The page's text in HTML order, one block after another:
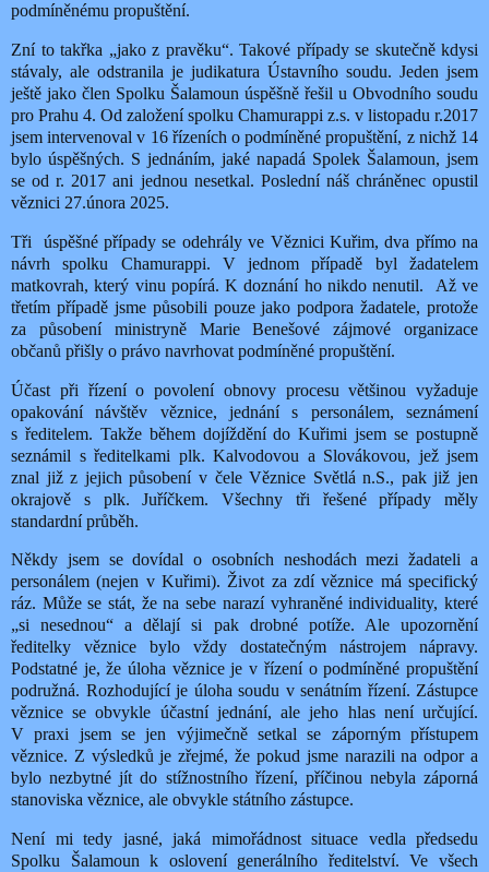
podmíněnému propuštění.
Zní to takřka „jako z pravěku“. Takové případy se skutečně kdysi
stávaly, ale odstranila je judikatura Ústavního soudu. Jeden jsem
ještě jako člen Spolku Šalamoun úspěšně řešil u Obvodního soudu
pro Prahu 4. Od založení spolku Chamurappi z.s. v listopadu r.2017
jsem intervenoval v 16 řízeních o podmíněné propuštění, z nichž 14
bylo úspěšných. S jednáním, jaké napadá Spolek Šalamoun, jsem
se od r. 2017 ani jednou nesetkal. Poslední náš chráněnec opustil
věznici 27.února 2025.
Tři
úspěšné případy se odehrály ve Věznici Kuřim, dva přímo na
návrh spolku Chamurappi. V jednom případě byl žadatelem
matkovrah, který vinu popírá. K doznání ho nikdo nenutil.
Až ve
třetím případě jsme působili pouze jako podpora žadatele, protože
za působení ministryně Marie Benešové zájmové organizace
občanů přišly o právo navrhovat podmíněné propuštění.
Účast při řízení o povolení obnovy procesu většinou vyžaduje
opakování návštěv věznice, jednání s personálem, seznámení
s ředitelem. Takže během dojíždění do Kuřimi jsem se postupně
seznámil s ředitelkami plk. Kalvodovou a Slovákovou, jež jsem
znal již z jejich působení v čele Věznice Světlá n.S., pak již jen
okrajově s plk. Juříčkem. Všechny tři řešené případy měly
standardní průběh.
Někdy jsem se dovídal o osobních neshodách mezi žadateli a
personálem (nejen v Kuřimi). Život za zdí věznice má specifický
ráz. Může se stát, že na sebe narazí vyhraněné individuality, které
„si nesednou“ a dělají si pak drobné potíže. Ale upozornění
ředitelky věznice bylo vždy dostatečným nástrojem nápravy.
Podstatné je, že úloha věznice je v řízení o podmíněné propuštění
podružná. Rozhodující je úloha soudu v senátním řízení. Zástupce
věznice se obvykle účastní jednání, ale jeho hlas není určující.
V praxi jsem se jen výjimečně setkal se záporným přístupem
věznice. Z výsledků je zřejmé, že pokud jsme narazili na odpor a
bylo nezbytné jít do stížnostního řízení, příčinou nebyla záporná
stanoviska věznice, ale obvykle státního zástupce.
Není mi tedy jasné, jaká mimořádnost situace vedla předsedu
Spolku Šalamoun k oslovení generálního ředitelství. Ve všech